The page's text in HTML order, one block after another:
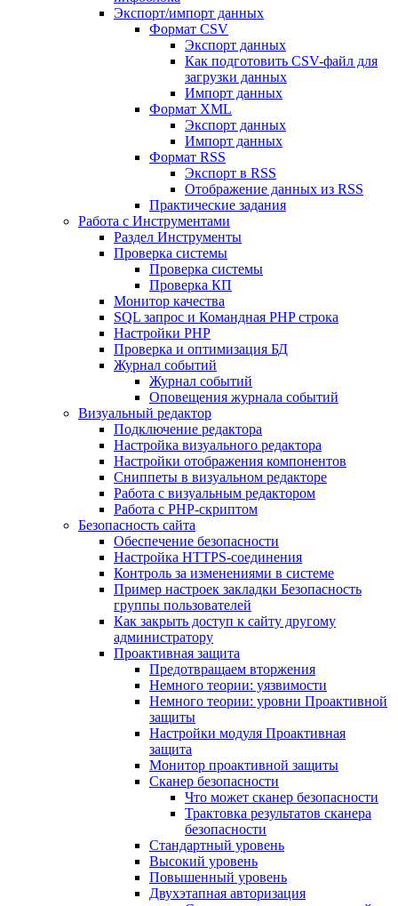
Экспорт/импорт данных
Формат CSV
Экспорт данных
Как подготовить CSV-файл для
загрузки данных
Импорт данных
Формат XML
Экспорт данных
Импорт данных
Формат RSS
Экспорт в RSS
Отображение данных из RSS
Практические задания
Работа с Инструментами
Раздел Инструменты
Проверка системы
Проверка системы
Проверка КП
Монитор качества
SQL запрос и Командная PHP строка
Настройки PHP
Проверка и оптимизация БД
Журнал событий
Журнал событий
Оповещения журнала событий
Визуальный редактор
Подключение редактора
Настройка визуального редактора
Настройки отображения компонентов
Сниппеты в визуальном редакторе
Работа с визуальным редактором
Работа с PHP-скриптом
Безопасность сайта
Обеспечение безопасности
Настройка HTTPS-соединения
Контроль за изменениями в системе
Пример настроек закладки Безопасность
группы пользователей
Как закрыть доступ к сайту другому
администратору
Проактивная защита
Предотвращаем вторжения
Немного теории: уязвимости
Немного теории: уровни Проактивной
защиты
Настройки модуля Проактивная
защита
Монитор проактивной защиты
Сканер безопасности
Что может сканер безопасности
Трактовка результатов сканера
безопасности
Стандартный уровень
Высокий уровень
Повышенный уровень
Двухэтапная авторизация